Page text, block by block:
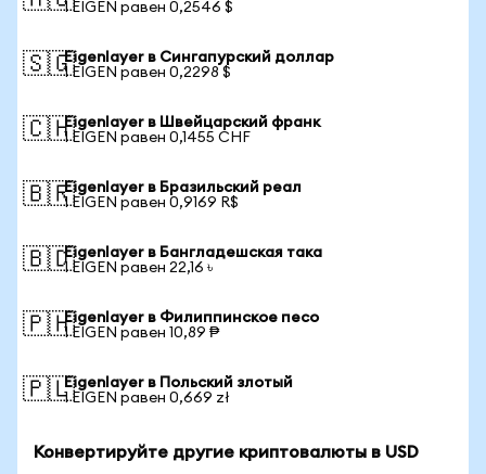
1 EIGEN равен 0,2546 $
🇸🇬Eigenlayer в Сингапурский доллар
1 EIGEN равен 0,2298 $
🇨🇭Eigenlayer в Швейцарский франк
1 EIGEN равен 0,1455 CHF
🇧🇷Eigenlayer в Бразильский реал
1 EIGEN равен 0,9169 R$
🇧🇩Eigenlayer в Бангладешская така
1 EIGEN равен 22,16 ৳
🇵🇭Eigenlayer в Филиппинское песо
1 EIGEN равен 10,89 ₱
🇵🇱Eigenlayer в Польский злотый
1 EIGEN равен 0,669 zł
Конвертируйте другие криптовалюты в USD